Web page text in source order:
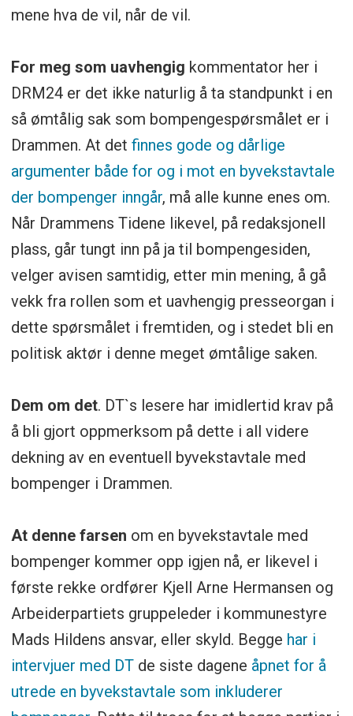
mene hva de vil, når de vil.
For meg som uavhengig kommentator her i
DRM24 er det ikke naturlig å ta standpunkt i en
så ømtålig sak som bompengespørsmålet er i
Drammen. At det finnes gode og dårlige
argumenter både for og i mot en byvekstavtale
der bompenger inngår, må alle kunne enes om.
Når Drammens Tidene likevel, på redaksjonell
plass, går tungt inn på ja til bompengesiden,
velger avisen samtidig, etter min mening, å gå
vekk fra rollen som et uavhengig presseorgan i
dette spørsmålet i fremtiden, og i stedet bli en
politisk aktør i denne meget ømtålige saken.
Dem om det. DT`s lesere har imidlertid krav på
å bli gjort oppmerksom på dette i all videre
dekning av en eventuell byvekstavtale med
bompenger i Drammen.
At denne farsen om en byvekstavtale med
bompenger kommer opp igjen nå, er likevel i
første rekke ordfører Kjell Arne Hermansen og
Arbeiderpartiets gruppeleder i kommunestyre
Mads Hildens ansvar, eller skyld. Begge har i
intervjuer med DTde siste dagene åpnet for å
utrede en byvekstavtale som inkluderer